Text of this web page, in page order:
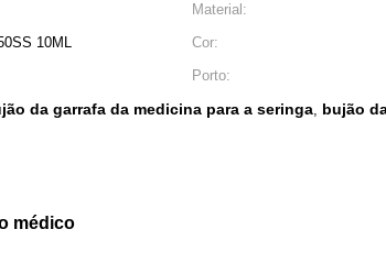
Material:
10ML Cor:
Porto:
da garrafa da medicina para a seringa, bujão
médico